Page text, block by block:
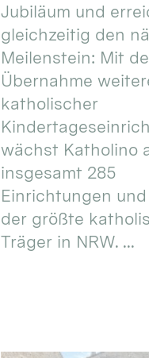
Jubiläum und
gleichzeitig den
Meilenstein: Mit
Übernahme
katholischer
wächst Katholino
insgesamt 285
Einrichtungen
der größte
Träger in NRW. ...